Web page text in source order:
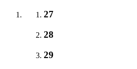
27
28
29